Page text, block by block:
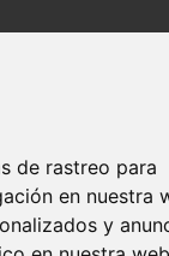
de rastreo para
en nuestra
y